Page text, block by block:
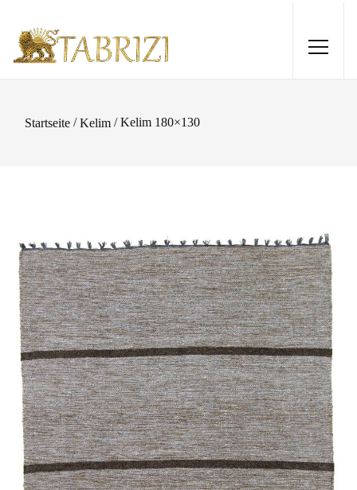
Startseite /Kelim / Kelim 180×130
Lori Baseri 174 x 126
2.290,00€ + HINZUFÜGEN